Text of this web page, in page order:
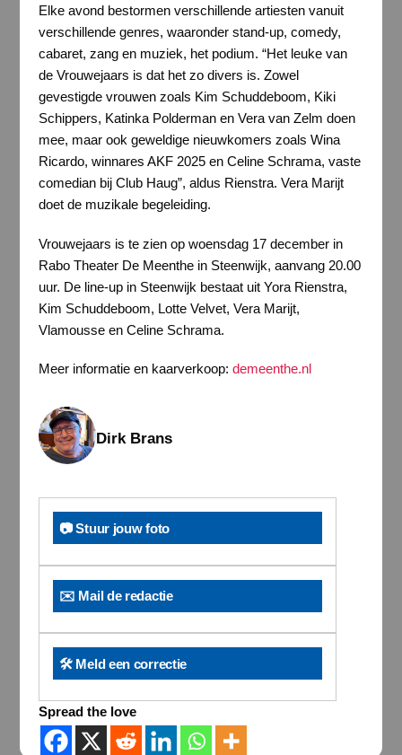
Elke avond bestormen verschillende artiesten vanuit
verschillende genres, waaronder stand-up, comedy,
cabaret, zang en muziek, het podium. “Het leuke van
de Vrouwejaars is dat het zo divers is. Zowel
gevestigde vrouwen zoals Kim Schuddeboom, Kiki
Schippers, Katinka Polderman en Vera van Zelm doen
mee, maar ook geweldige nieuwkomers zoals Wina
Ricardo, winnares AKF 2025 en Celine Schrama, vaste
comedian bij Club Haug”, aldus Rienstra. Vera Marijt
doet de muzikale begeleiding.
Vrouwejaars is te zien op woensdag 17 december in
Rabo Theater De Meenthe in Steenwijk, aanvang 20.00
uur. De line-up in Steenwijk bestaat uit Yora Rienstra,
Kim Schuddeboom, Lotte Velvet, Vera Marijt,
Vlamousse en Celine Schrama.
Meer informatie en kaarverkoop: demeenthe.nl
Dirk Brans
📷 Stuur jouw foto
✉️ Mail de redactie
🛠️ Meld een correctie
Spread the love